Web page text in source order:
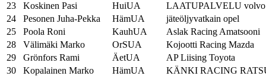
23
Koskinen Pasi HuiUA
LAATUPALVELU volvo
24
Pesonen Juha-Pekka HämUA
jäteöljyvatkain opel
25
Poola Roni KauhUA
Aslak Racing Amatsooni
28
Välimäki Marko OrSUA
Kojootti Racing Mazda
29
Grönfors Rami ÄetUA
AP Liising Toyota
30
Kopalainen Marko HämUA
KÄNKI RACING